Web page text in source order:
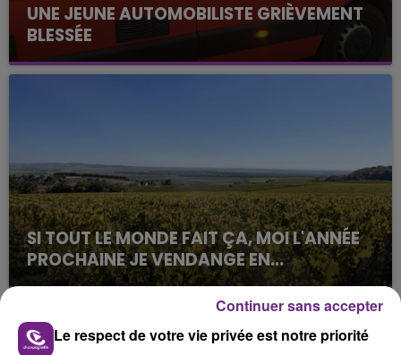
UNE JEUNE AUTOMOBILISTE GRIÈVEMENT
BLESSÉE
Une automobiliste s'est retrouvée piégée dans
son véhicule après une collision avec un poids
SI TOUT LE MONDE FAIT ÇA, MOI L'ANNÉE
PROCHAINE JE VENDANGE EN...
La vendange en Champagne a débuté ce jeudi 6
août dans la commune de Montgueux (Aube). Du
jamais vu !
TITRES DIFFUSÉS
Le respect de votre vie privée est notre priorité
Continuer sans accepter